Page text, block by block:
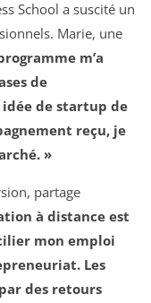
School a suscité un
Marie, une
m’a
de
de startup de
reçu, je
»
partage
à distance est
mon emploi
Les
des retours